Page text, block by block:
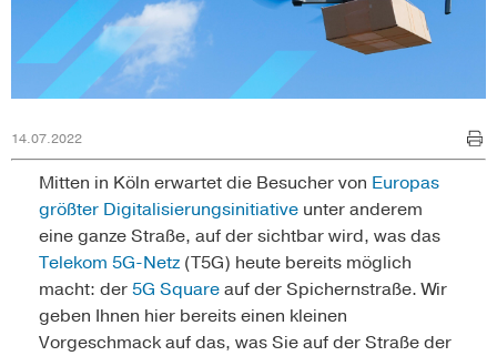
14.07.2022
Mitten in Köln erwartet die Besucher von Europas
größter Digitalisierungsinitiative unter anderem
eine ganze Straße, auf der sichtbar wird, was das
Telekom 5G-Netz (T5G) heute bereits möglich
macht: der5G Squareauf der Spichernstraße. Wir
geben Ihnen hier bereits einen kleinen
Vorgeschmack auf das, was Sie auf der Straße der